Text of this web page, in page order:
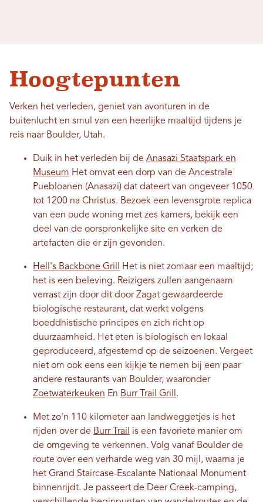
Hoogtepunten
Verken het verleden, geniet van avonturen in de
buitenlucht en smul van een heerlijke maaltijd tijdens je
reis naar Boulder, Utah.
Duik in het verleden bij de Anasazi Staatspark en
Museum Het omvat een dorp van de Ancestrale
Puebloanen (Anasazi) dat dateert van ongeveer 1050
tot 1200 na Christus. Bezoek een levensgrote replica
van een oude woning met zes kamers, bekijk een
deel van de oorspronkelijke site en verken de
artefacten die er zijn gevonden.
Hell's Backbone Grill
Het is niet zomaar een maaltijd;
het is een beleving. Reizigers zullen aangenaam
verrast zijn door dit door Zagat gewaardeerde
biologische restaurant, dat werkt volgens
boeddhistische principes en zich richt op
duurzaamheid. Het eten is biologisch en lokaal
geproduceerd, afgestemd op de seizoenen. Vergeet
niet om ook eens een kijkje te nemen bij een paar
andere restaurants van Boulder, waaronder
Zoetwaterkeuken En Burr Trail Grill .
Met zo'n 110 kilometer aan landweggetjes is het
rijden over de Burr Trail
is een favoriete manier om
de omgeving te verkennen. Volg vanaf Boulder de
route over een verharde weg van 30 mijl, waarna je
het Grand Staircase-Escalante Nationaal Monument
binnenrijdt. Je passeert de Deer Creek-camping,